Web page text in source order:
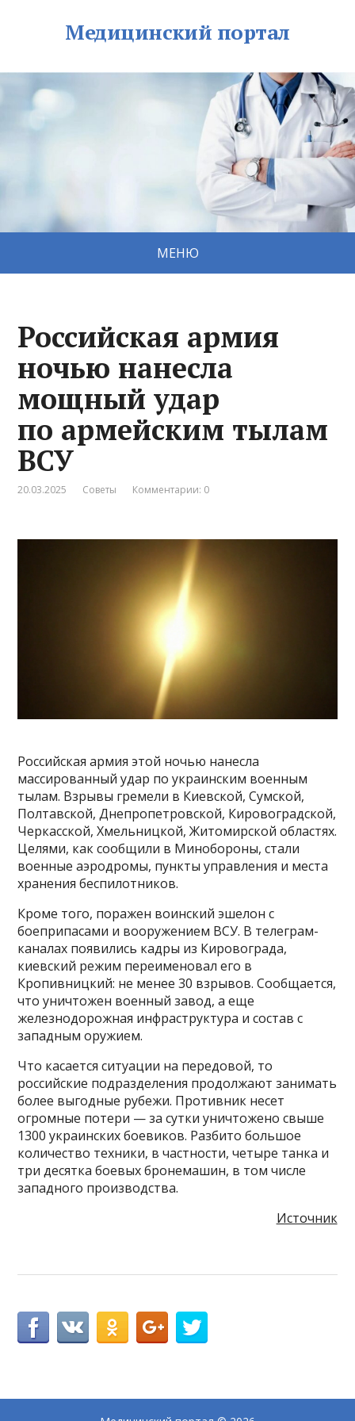
Медицинский портал
МЕНЮ
Российская армия
ночью нанесла
мощный удар
по армейским тылам
ВСУ
20.03.2025 Советы Комментарии: 0
Российская армия этой ночью нанесла
массированный удар по украинским военным
тылам. Взрывы гремели в Киевской, Сумской,
Полтавской, Днепропетровской, Кировоградской,
Черкасской, Хмельницкой, Житомирской областях.
Целями, как сообщили в Минобороны, стали
военные аэродромы, пункты управления и места
хранения беспилотников.
Кроме того, поражен воинский эшелон с
боеприпасами и вооружением ВСУ. В телеграм-
каналах появились кадры из Кировограда,
киевский режим переименовал его в
Кропивницкий: не менее 30 взрывов. Сообщается,
что уничтожен военный завод, а еще
железнодорожная инфраструктура и состав с
западным оружием.
Что касается ситуации на передовой, то
российские подразделения продолжают занимать
более выгодные рубежи. Противник несет
огромные потери — за сутки уничтожено свыше
1300 украинских боевиков. Разбито большое
количество техники, в частности, четыре танка и
три десятка боевых бронемашин, в том числе
западного производства.
Источник